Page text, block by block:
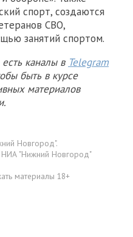
спорт, создаются
СВО,
занятий спортом.
каналы в Telegram
быть в курсе
материалов
Новгород".
НИА "Нижний Новгород"
материалы 18+